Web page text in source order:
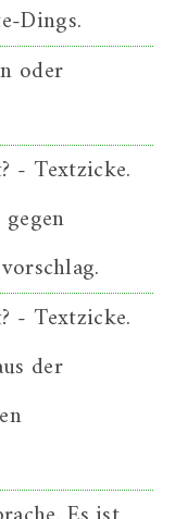
Dings.
oder
- Textzicke.
- Textzicke.
der